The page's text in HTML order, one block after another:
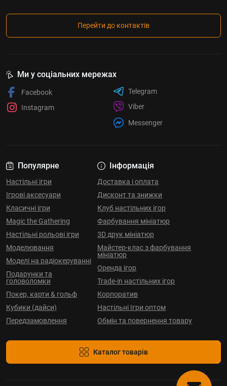
Перейти до контактів
Популярне
Настільні ігри
Ігрові аксесуари
Класичні ігри
Magic the Gathering
Настільні рольові ігри
Моделювання
Моделі на радіокеруванні
Подарунки та
головоломки
Покер, карти & гольф
Кубики (дайси)
Передзамовлення
Інформація
Доставка і оплата
Дисконт та знижки
Клуб настільних ігор
Фарбування мініатюр
3D друк мініатюр
Майстер-клас з фарбування
мініатюр
Оренда ігор
Trade-in настільних ігор
Корпоратив
Настільні Ігри оптом
Обмін та повернення товару
Каталог товарів
Ми у соціальних мережах
Facebook
Instagram
Telegram
Viber
Messenger